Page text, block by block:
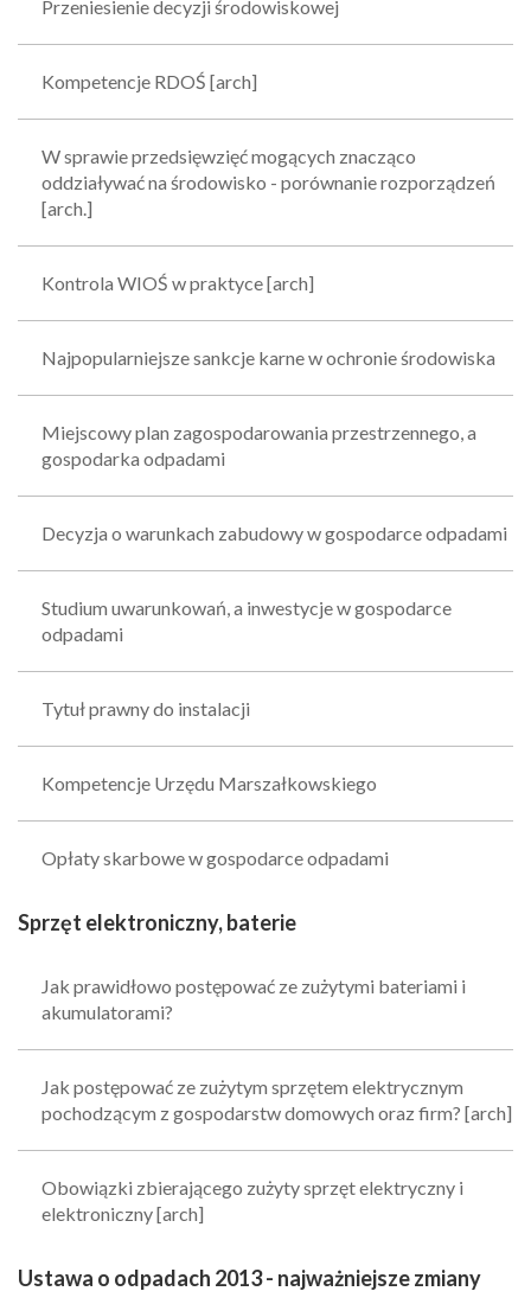
Przeniesienie decyzji środowiskowej
Kompetencje RDOŚ [arch]
W sprawie przedsięwzięć mogących znacząco
oddziaływać na środowisko - porównanie rozporządzeń
[arch.]
Kontrola WIOŚ w praktyce [arch]
Najpopularniejsze sankcje karne w ochronie środowiska
Miejscowy plan zagospodarowania przestrzennego, a
gospodarka odpadami
Decyzja o warunkach zabudowy w gospodarce odpadami
Studium uwarunkowań, a inwestycje w gospodarce
odpadami
Tytuł prawny do instalacji
Kompetencje Urzędu Marszałkowskiego
Opłaty skarbowe w gospodarce odpadami
Sprzęt elektroniczny, baterie
Jak prawidłowo postępować ze zużytymi bateriami i
akumulatorami?
Jak postępować ze zużytym sprzętem elektrycznym
pochodzącym z gospodarstw domowych oraz firm? [arch]
Obowiązki zbierającego zużyty sprzęt elektryczny i
elektroniczny [arch]
Ustawa o odpadach 2013 - najważniejsze zmiany